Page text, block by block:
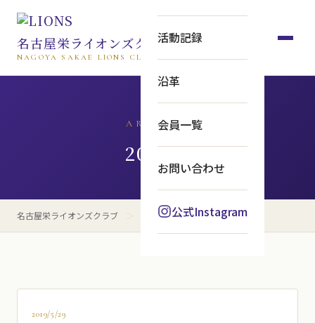
名古屋栄ライオンズクラブ
NAGOYA SAKAE LIONS CLUB
活動記録
沿革
会員一覧
お問い合わせ
公式Instagram
ARCHIVE
2019年
名古屋栄ライオンズクラブ ＞ 2019年
2019/5/29